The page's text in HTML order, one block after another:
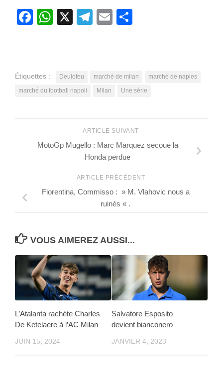
Facebook
WhatsApp
X Telegram
Email
Étiquettes : Deulofeu marché de milan
marché de naples
marché du football napoli
Milan Une série
ARTICLE SUIVANT
MotoGp Mugello : Marc Marquez secoue la
Honda perdue
ARTICLE PRÉCÉDENT
Fiorentina, Commisso : » M. Vlahovic nous a
ruinés « .
VOUS AIMEREZ AUSSI...
L’Atalanta rachète Charles
De Ketelaere à l’AC Milan
JUIN 15, 2024
Salvatore Esposito
devient bianconero
JANVIER 4, 2023